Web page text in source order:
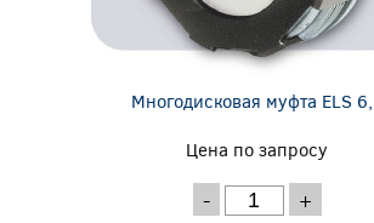
Многодисковая муфта ELS
Цена по запросу
- +